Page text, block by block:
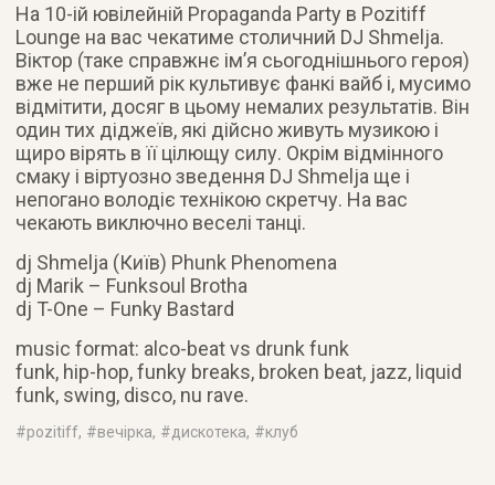
На 10-ій ювілейній Propaganda Party в Pozitiff
Lounge на вас чекатиме столичний DJ Shmelja.
Віктор (таке справжнє ім’я сьогоднішнього героя)
вже не перший рік культивує фанкі вайб і, мусимо
відмітити, досяг в цьому немалих результатів. Він
один тих діджеїв, які дійсно живуть музикою і
щиро вірять в її цілющу силу. Окрім відмінного
смаку і віртуозно зведення DJ Shmelja ще і
непогано володіє технікою скретчу. На вас
чекають виключно веселі танці.
dj Shmelja (Київ) Phunk Phenomena
dj Marik – Funksoul Brotha
dj T-One – Funky Bastard
music format: alco-beat vs drunk funk
funk, hip-hop, funky breaks, broken beat, jazz, liquid
funk, swing, disco, nu rave.
#pozitiff, #вечірка, #дискотека, #клуб